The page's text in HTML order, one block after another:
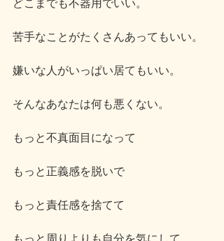
どこまでも不器用でいい。
苦手なことがたくさんあってもいい。
嫌いな人がいっぱい居てもいい。
そんなあなたは何も悪くない。
もっと不真面目になって
もっと正義感を脱いで
もっと責任感を捨てて
もっと周りよりも自分を気にして